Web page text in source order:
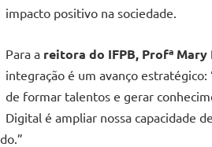
impacto positivo na sociedade.
Para a reitora do IFPB, Profª
integração é um avanço estratégico:
de formar talentos e gerar
Digital é ampliar nossa capacidade